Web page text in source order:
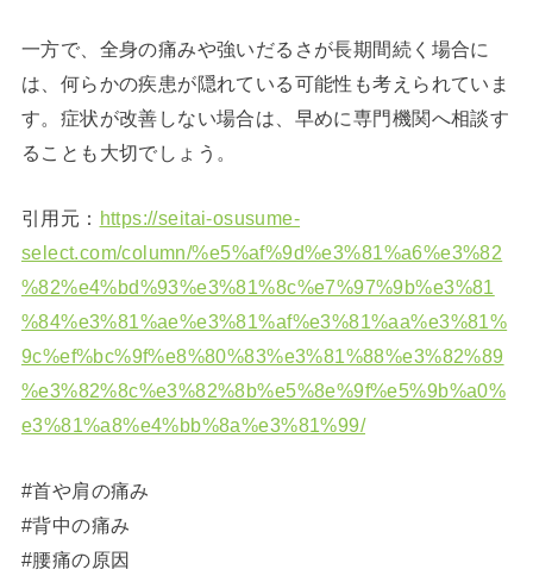
一方で、全身の痛みや強いだるさが長期間続く場合に
は、何らかの疾患が隠れている可能性も考えられていま
す。症状が改善しない場合は、早めに専門機関へ相談す
ることも大切でしょう。
引用元： https://seitai-osusume-
select.com/column/%e5%af%9d%e3%81%a6%e3%82
%82%e4%bd%93%e3%81%8c%e7%97%9b%e3%81
%84%e3%81%ae%e3%81%af%e3%81%aa%e3%81%
9c%ef%bc%9f%e8%80%83%e3%81%88%e3%82%89
%e3%82%8c%e3%82%8b%e5%8e%9f%e5%9b%a0%
e3%81%a8%e4%bb%8a%e3%81%99/
#首や肩の痛み
#背中の痛み
#腰痛の原因